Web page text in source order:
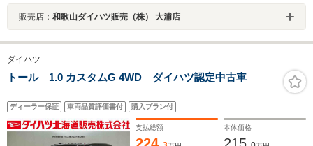
販売店： 和歌山ダイハツ販売（株） 大浦店
ダイハツ
トール 1.0 カスタムG 4WD ダイハツ認定中古車
ディーラー保証 車両品質評価書付 購入プラン付
支払総額 本体価格